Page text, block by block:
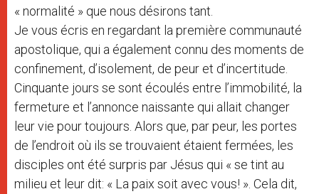
« normalité » que nous désirons tant.
Je vous écris en regardant la première communauté
apostolique, qui a également connu des moments de
confinement, d’isolement, de peur et d’incertitude.
Cinquante jours se sont écoulés entre l’immobilité, la
fermeture et l’annonce naissante qui allait changer
leur vie pour toujours. Alors que, par peur, les portes
de l’endroit où ils se trouvaient étaient fermées, les
disciples ont été surpris par Jésus qui « se tint au
milieu et leur dit: « La paix soit avec vous! ». Cela dit,